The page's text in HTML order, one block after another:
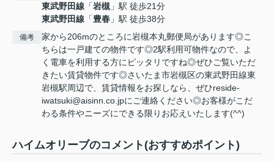
東武野田線 「岩槻 」駅 徒歩21分
東武野田線 「豊春 」駅 徒歩38分
備考
家から206mのところに岩槻本丸郵便局があります◎こ
ちらは一戸建ての物件です◎2駅利用可物件なので、よ
く電車を利用する方にピッタリですね◎ぜひご覧いただ
きたい賃貸物件です◎さいたま市岩槻区の東武野田線東
岩槻駅周辺で、賃貸情報をお探しなら、ぜひreside-
iwatsuki@aisinn.co.jpにご連絡ください◎お客様がこだ
わる条件やニーズにできる限りお応えいたします(^^)
ハイムオリーブのコメント(おすすめポイント)